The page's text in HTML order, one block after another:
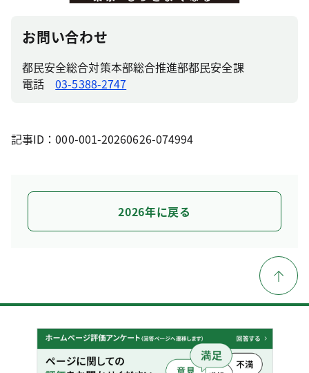
お問い合わせ
都民安全総合対策本部総合推進部都民安全課
電話03-5388-2747
記事ID：000-001-20260626-074994
2026年に戻る